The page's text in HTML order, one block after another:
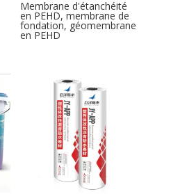
Membrane d'étanchéité
en PEHD, membrane de
fondation, géomembrane
en PEHD